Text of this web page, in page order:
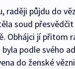
raději půjdu do
soud
Obhájci jí přitom
podle svého
do ženské